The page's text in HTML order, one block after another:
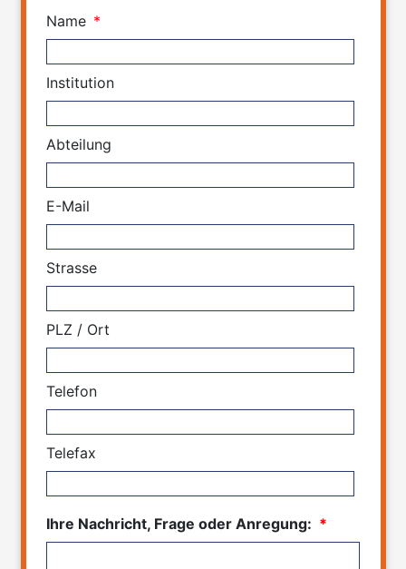
*
Name
Institution
Abteilung
E-Mail
Strasse
PLZ / Ort
Telefon
Telefax
*
Ihre Nachricht, Frage oder Anregung: